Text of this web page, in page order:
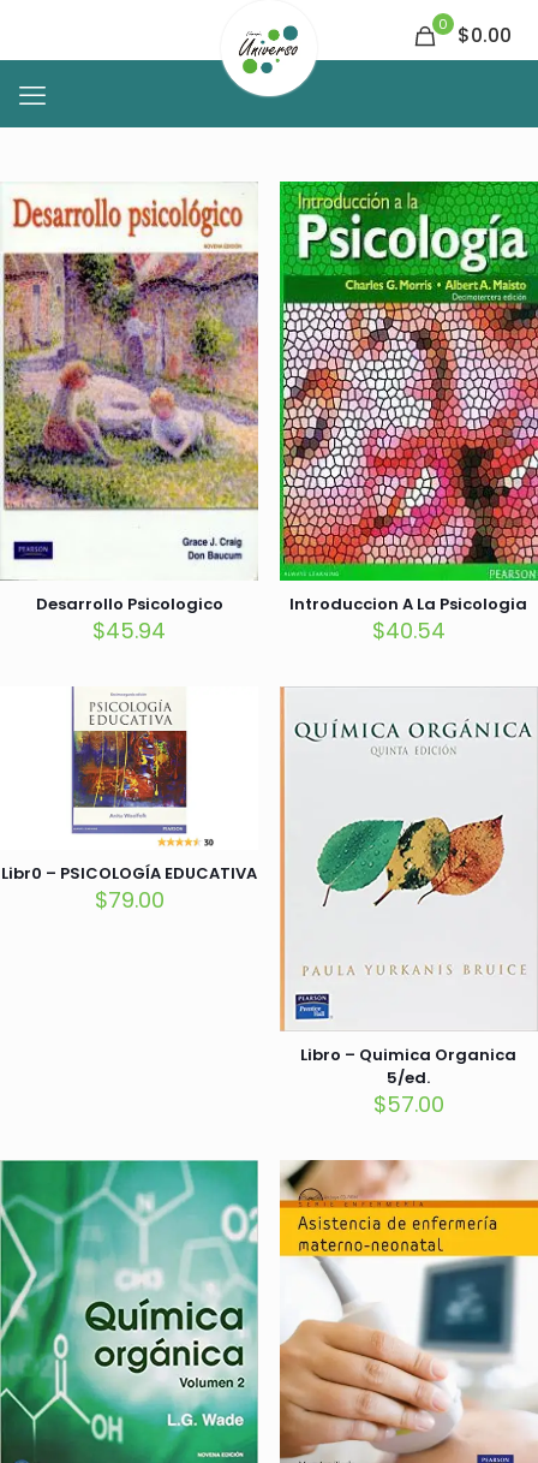
0 $0.00
Desarrollo Psicologico
$45.94
Introduccion A La Psicologia
$40.54
Libr0 – PSICOLOGÍA EDUCATIVA
$79.00
Libro – Quimica Organica
5/ed.
$57.00